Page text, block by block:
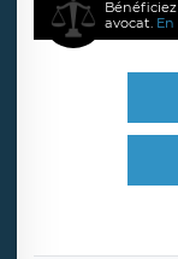
avocat.